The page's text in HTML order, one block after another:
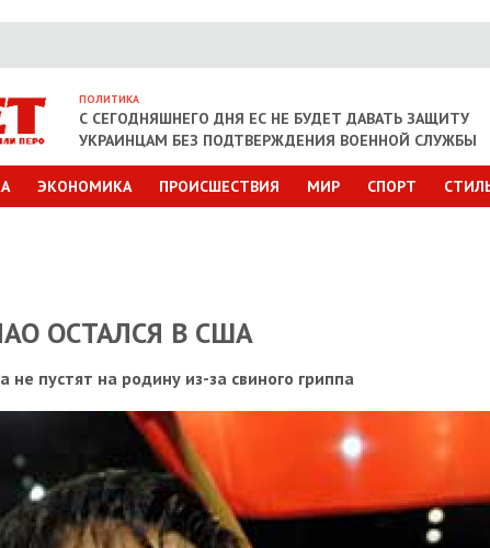
ПОЛИТИКА
С СЕГОДНЯШНЕГО ДНЯ ЕС НЕ БУДЕТ ДАВАТЬ ЗАЩИТУ
УКРАИНЦАМ БЕЗ ПОДТВЕРЖДЕНИЯ ВОЕННОЙ СЛУЖБЫ
ЭКОНОМИКА ПРОИСШЕСТВИЯ МИР СПОРТ
ОСТАЛСЯ В США
не пустят на родину из-за свиного гриппа